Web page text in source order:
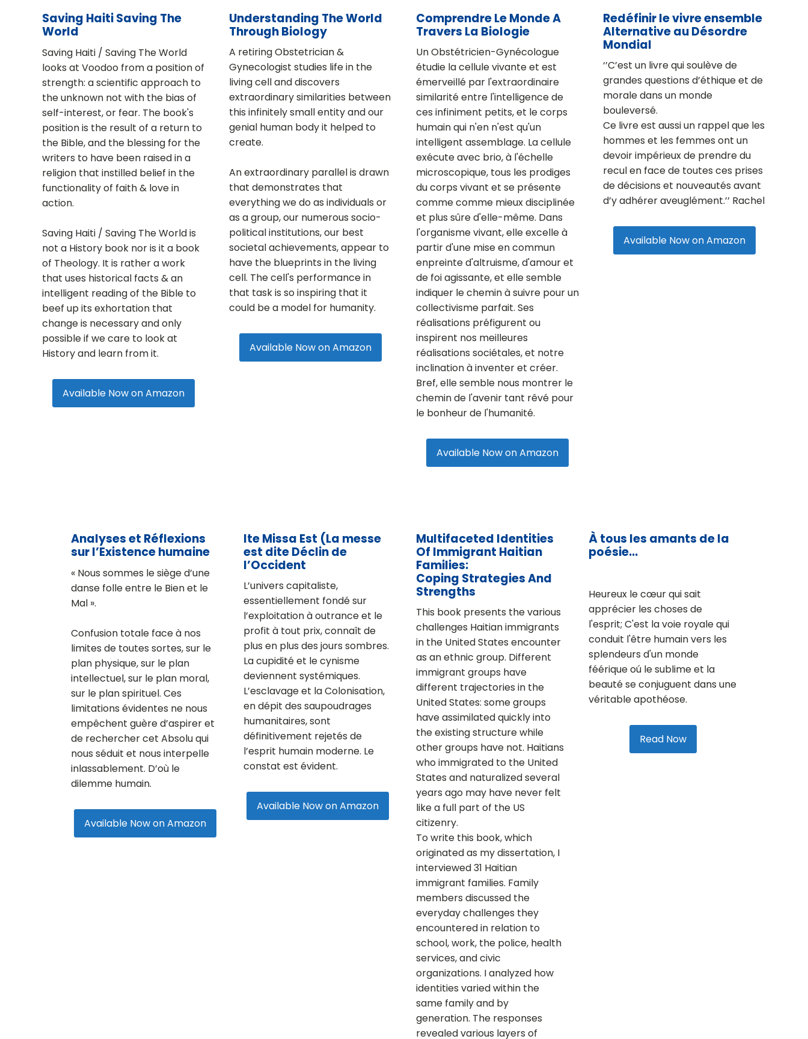
Saving Haiti Saving The
World
Saving Haiti / Saving The World
looks at Voodoo from a position of
strength: a scientific approach to
the unknown not with the bias of
self-interest, or fear. The book's
position is the result of a return to
the Bible, and the blessing for the
writers to have been raised in a
religion that instilled belief in the
functionality of faith & love in
action.
Saving Haiti / Saving The World is
not a History book nor is it a book
of Theology. It is rather a work
that uses historical facts & an
intelligent reading of the Bible to
beef up its exhortation that
change is necessary and only
possible if we care to look at
History and learn from it.
Available Now on Amazon
Understanding The World
Through Biology
A retiring Obstetrician &
Gynecologist studies life in the
living cell and discovers
extraordinary similarities between
this infinitely small entity and our
genial human body it helped to
create.
An extraordinary parallel is drawn
that demonstrates that
everything we do as individuals or
as a group, our numerous socio-
political institutions, our best
societal achievements, appear to
have the blueprints in the living
cell. The cell's performance in
that task is so inspiring that it
could be a model for humanity.
Available Now on Amazon
Comprendre Le Monde A
Travers La Biologie
Un Obstétricien-Gynécologue
étudie la cellule vivante et est
émerveillé par l'extraordinaire
similarité entre l'intelligence de
ces infiniment petits, et le corps
humain qui n'en n'est qu'un
intelligent assemblage. La cellule
exécute avec brio, à l'échelle
microscopique, tous les prodiges
du corps vivant et se présente
comme comme mieux disciplinée
et plus sûre d'elle-même. Dans
l'organisme vivant, elle excelle à
partir d'une mise en commun
enpreinte d'altruisme, d'amour et
de foi agissante, et elle semble
indiquer le chemin à suivre pour un
collectivisme parfait. Ses
réalisations préfigurent ou
inspirent nos meilleures
réalisations sociétales, et notre
inclination à inventer et créer.
Bref, elle semble nous montrer le
chemin de l'avenir tant rêvé pour
le bonheur de l'humanité.
Available Now on Amazon
Redéfinir le vivre ensemble
Alternative au Désordre
Mondial
‘’C’est un livre qui soulève de
grandes questions d’éthique et de
morale dans un monde
bouleversé.
Ce livre est aussi un rappel que les
hommes et les femmes ont un
devoir impérieux de prendre du
recul en face de toutes ces prises
de décisions et nouveautés avant
d’y adhérer aveuglément.’’ Rachel
Available Now on Amazon
Analyses et Réflexions
sur l’Existence humaine
« Nous sommes le siège d’une
danse folle entre le Bien et le
Mal ».
Confusion totale face à nos
limites de toutes sortes, sur le
plan physique, sur le plan
intellectuel, sur le plan moral,
sur le plan spirituel. Ces
limitations évidentes ne nous
empêchent guère d’aspirer et
de rechercher cet Absolu qui
nous séduit et nous interpelle
inlassablement. D’où le
dilemme humain.
Available Now on Amazon
Ite Missa Est (La messe
est dite Déclin de
l’Occident
L’univers capitaliste,
essentiellement fondé sur
l’exploitation à outrance et le
profit à tout prix, connaît de
plus en plus des jours sombres.
La cupidité et le cynisme
deviennent systémiques.
L’esclavage et la Colonisation,
en dépit des saupoudrages
humanitaires, sont
définitivement rejetés de
l’esprit humain moderne. Le
constat est évident.
Available Now on Amazon
Multifaceted Identities
Of Immigrant Haitian
Families:
Coping Strategies And
Strengths
This book presents the various
challenges Haitian immigrants
in the United States encounter
as an ethnic group. Different
immigrant groups have
different trajectories in the
United States: some groups
have assimilated quickly into
the existing structure while
other groups have not. Haitians
who immigrated to the United
States and naturalized several
years ago may have never felt
like a full part of the US
citizenry.
To write this book, which
originated as my dissertation, I
interviewed 31 Haitian
immigrant families. Family
members discussed the
everyday challenges they
encountered in relation to
school, work, the police, health
services, and civic
organizations. I analyzed how
identities varied within the
same family and by
generation. The responses
revealed various layers of
À tous les amants de la
poésie...
Heureux le cœur qui sait
apprécier les choses de
l'esprit; C'est la voie royale qui
conduit l'être humain vers les
splendeurs d'un monde
féérique oú le sublime et la
beauté se conjuguent dans une
véritable apothéose.
Read Now